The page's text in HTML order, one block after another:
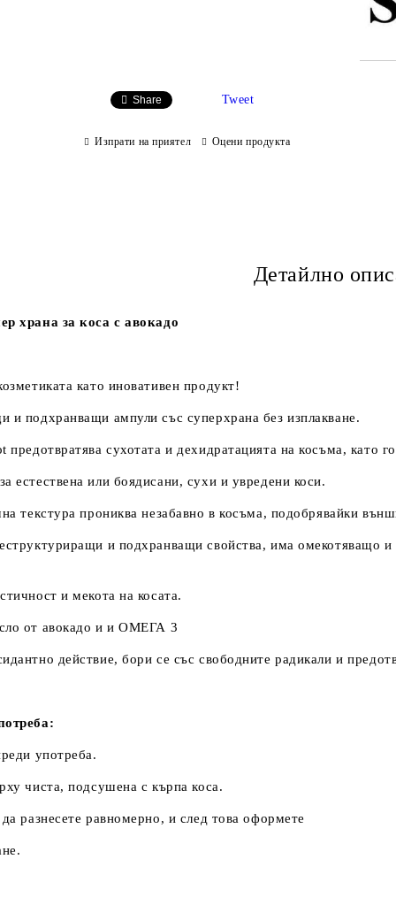
Share Tweet
Изпрати на приятел Оцени продукта
Детайлно
храна за коса с авокадо
като иновативен продукт!
и подхранващи ампули със суперхрана без изплакване.
предотвратява сухотата и дехидратацията на косъма, като
естествена или боядисани, сухи и увредени коси.
текстура прониква незабавно в косъма, подобрявайки
и подхранващи свойства, има омекотяващо
и мекота на косата.
от авокадо и и ОМЕГА 3
действие, бори се със свободните радикали и
употреба.
чиста, подсушена с кърпа коса.
разнесете равномерно, и след това оформете